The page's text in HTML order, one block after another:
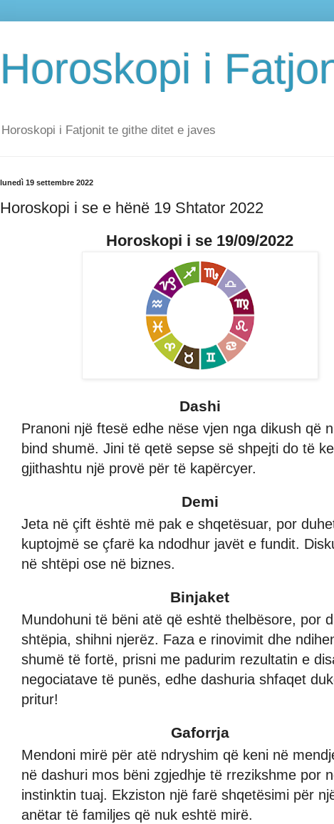
Horoskopi i
Horoskopi i Fatjonit te githe ditet e javes
lunedì 19 settembre 2022
Horoskopi i se e hënë 19 Shtator 2022
Horoskopi i se 19/09/2022
Dashi
Pranoni një ftesë edhe nëse vjen nga dikush që
bind shumë. Jini të qetë sepse së shpejti do të
gjithashtu një provë për të kapërcyer.
Demi
Jeta në çift është më pak e shqetësuar, por
kuptojmë se çfarë ka ndodhur javët e fundit.
në shtëpi ose në biznes.
Binjaket
Mundohuni të bëni atë që eshtë thelbësore, por
shtëpia, shihni njerëz. Faza e rinovimit dhe
shumë të fortë, prisni me padurim rezultatin e
negociatave të punës, edhe dashuria shfaqet
pritur!
Gaforrja
Mendoni mirë për atë ndryshim që keni në
në dashuri mos bëni zgjedhje të rrezikshme por
instinktin tuaj. Ekziston një farë shqetësimi për
anëtar të familjes që nuk eshtë mirë.